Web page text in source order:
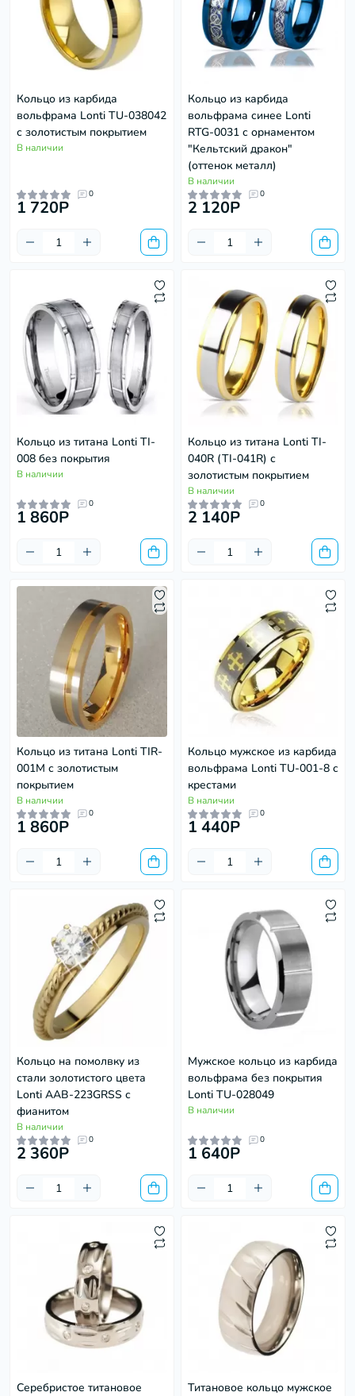
Кольцо из карбида
вольфрама Lonti TU-038042
с золотистым покрытием
В наличии
0
1 720P
Кольцо из карбида
вольфрама синее Lonti
RTG-0031 с орнаментом
"Кельтский дракон"
(оттенок металл)
В наличии
0
2 120P
Кольцо из титана Lonti TI-
008 без покрытия
В наличии
0
1 860P
Кольцо из титана Lonti TI-
040R (TI-041R) с
золотистым покрытием
В наличии
0
2 140P
Кольцо из титана Lonti TIR-
001M с золотистым
покрытием
В наличии
0
1 860P
Кольцо мужское из карбида
вольфрама Lonti TU-001-8 с
крестами
В наличии
0
1 440P
Кольцо на помолвку из
стали золотистого цвета
Lonti AAB-223GRSS с
фианитом
В наличии
0
2 360P
Мужское кольцо из карбида
вольфрама без покрытия
Lonti TU-028049
В наличии
0
1 640P
Серебристое титановое
Титановое кольцо мужское